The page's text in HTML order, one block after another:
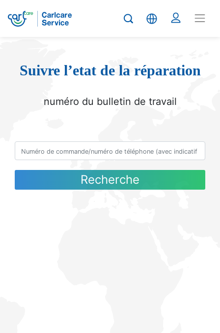
Suivre l’etat de la réparation
numéro du bulletin de travail
Recherche